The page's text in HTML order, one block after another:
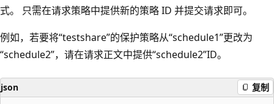
式。 只需在请求策略中提供新的策略 ID 并提交请求即可。
例如，若要将“testshare”的保护策略从“schedule1”更改为
“schedule2”，请在请求正文中提供“schedule2”ID。
json 复制